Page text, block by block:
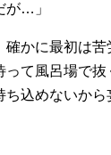
が…」
確かに最初は
て風呂場で抜
込めないから